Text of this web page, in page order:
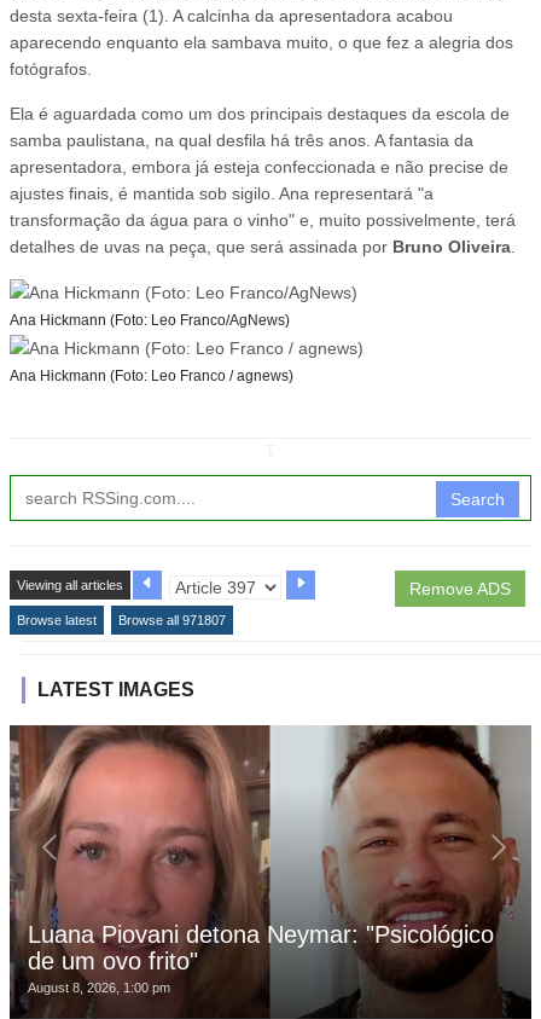
desta sexta-feira (1). A calcinha da apresentadora acabou
aparecendo enquanto ela sambava muito, o que fez a alegria dos
fotógrafos.
Ela é aguardada como um dos principais destaques da escola de
samba paulistana, na qual desfila há três anos. A fantasia da
apresentadora, embora já esteja confeccionada e não precise de
ajustes finais, é mantida sob sigilo. Ana representará "a
transformação da água para o vinho" e, muito possivelmente, terá
detalhes de uvas na peça, que será assinada por Bruno Oliveira
Ana Hickmann (Foto: Leo Franco/AgNews)
Ana Hickmann (Foto: Leo Franco / agnews)
Search
Remove ADS
Viewing all articles
Browse latest Browse all 971807
LATEST IMAGES
Luana Piovani detona Neymar: "Psicológico
de um ovo frito"
August 8, 2026, 1:00 pm